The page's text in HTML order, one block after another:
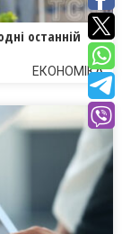
останній
ЕКОНОМІКА